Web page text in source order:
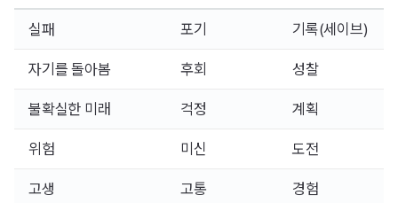
실패 포기 기록(세이브)
자기를 돌아봄 후회 성찰
불확실한 미래 걱정 계획
위험 미신 도전
고생 고통 경험